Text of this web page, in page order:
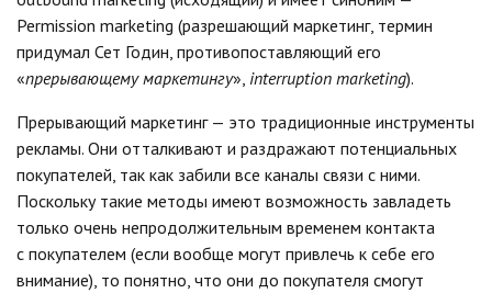
Permission marketing (разрешающий маркетинг, термин
придумал Сет Годин, противопоставляющий его
«прерывающему маркетингу», interruption marketing).
Прерывающий маркетинг — это традиционные инструменты
рекламы. Они отталкивают и раздражают потенциальных
покупателей, так как забили все каналы связи с ними.
Поскольку такие методы имеют возможность завладеть
только очень непродолжительным временем контакта
с покупателем (если вообще могут привлечь к себе его
внимание), то понятно, что они до покупателя смогут